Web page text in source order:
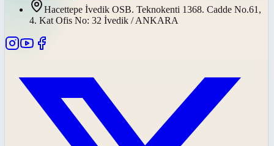
Hacettepe İvedik OSB. Teknokenti 1368. Cadde No.61,
4. Kat Ofis No: 32 İvedik / ANKARA